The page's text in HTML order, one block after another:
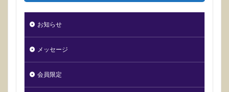
お知らせ
メッセージ
会員限定